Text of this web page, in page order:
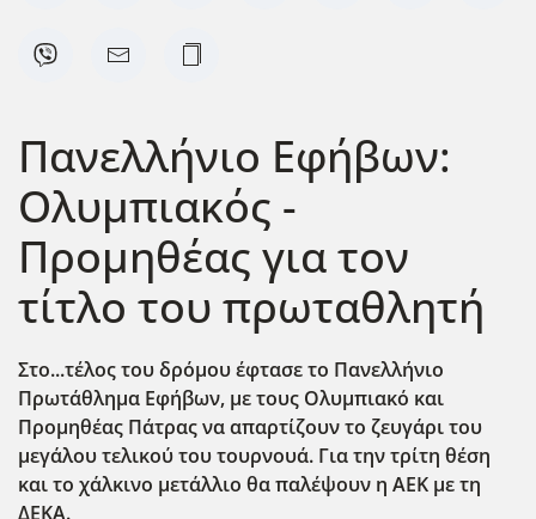
Πανελλήνιο Εφήβων:
Ολυμπιακός -
Προμηθέας για τον
τίτλο του πρωταθλητή
Στο...τέλος του δρόμου έφτασε το Πανελλήνιο
Πρωτάθλημα Εφήβων, με τους Ολυμπιακό και
Προμηθέας Πάτρας να απαρτίζουν το ζευγάρι του
μεγάλου τελικού του τουρνουά. Για την τρίτη θέση
και το χάλκινο μετάλλιο θα παλέψουν η ΑΕΚ με τη
ΔΕΚΑ.